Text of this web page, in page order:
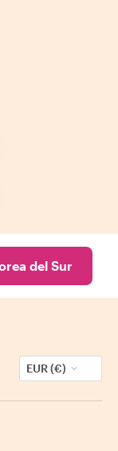
del Sur
EUR (€)